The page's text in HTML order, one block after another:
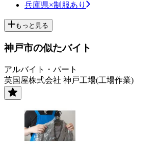
兵庫県×制服あり
もっと見る
神戸市の似たバイト
アルバイト・パート
英国屋株式会社 神戸工場(工場作業)